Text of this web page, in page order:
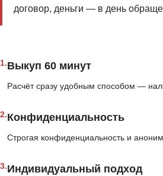
договор, деньги — в день
1.Выкуп 60 минут
Расчёт сразу удобным способом —
2.Конфиденциальность
Строгая конфиденциальность и
3.Индивидуальный подход